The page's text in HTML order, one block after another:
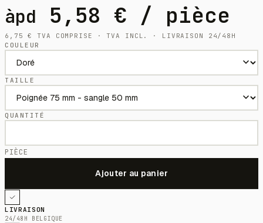
àpd 5,58 € / pièce
6,75€
TVA COMPRISE · TVA INCL. · LIVRAISON 24/48H
COULEUR
TAILLE
QUANTITÉ
PIÈCE
LIVRAISON
24/48H BELGIQUE